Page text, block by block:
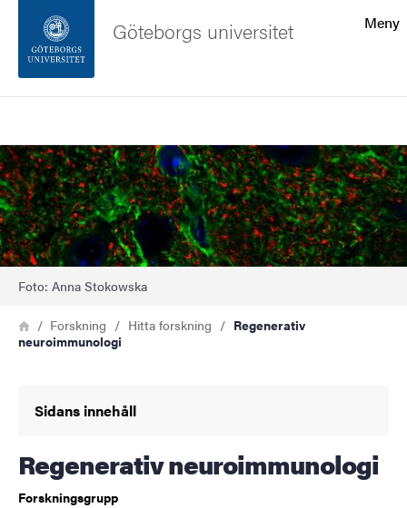
Sidfoten
Om webbplatsen
Meny
Göteborgs universitet
Bild
Foto: Anna Stokowska
Länkstig
HemForskning Hitta forskning
Regenerativ
neuroimmunologi
Sidans innehåll
Regenerativ neuroimmunologi
Forskningsgrupp